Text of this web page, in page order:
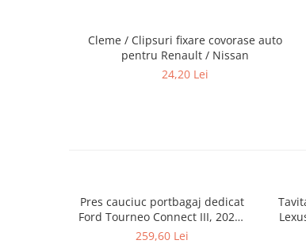
Cleme / Clipsuri fixare covorase auto
pentru Renault / Nissan
24,20 Lei
Pres cauciuc portbagaj dedicat
Ford Tourneo Connect III, 2022-
prezent, Gledring Slovenia (cu 5
259,60 Lei